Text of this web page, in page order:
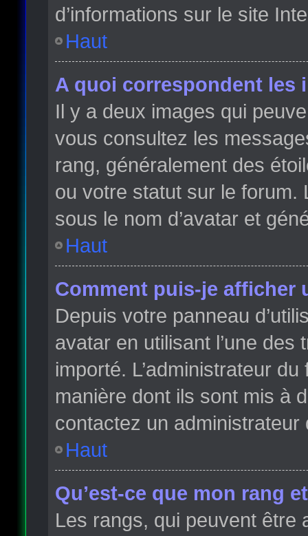
d’informations sur le site
Haut
A quoi correspondent les
Il y a deux images qui
vous consultez les
rang, généralement des
ou votre statut sur le forum.
sous le nom d’avatar et
Haut
Comment puis-je afficher
Depuis votre panneau
avatar en utilisant l’une
importé. L’administrateur
manière dont ils sont mis à
contactez un administrateur
Haut
Qu’est-ce que mon rang
Les rangs, qui peuvent être